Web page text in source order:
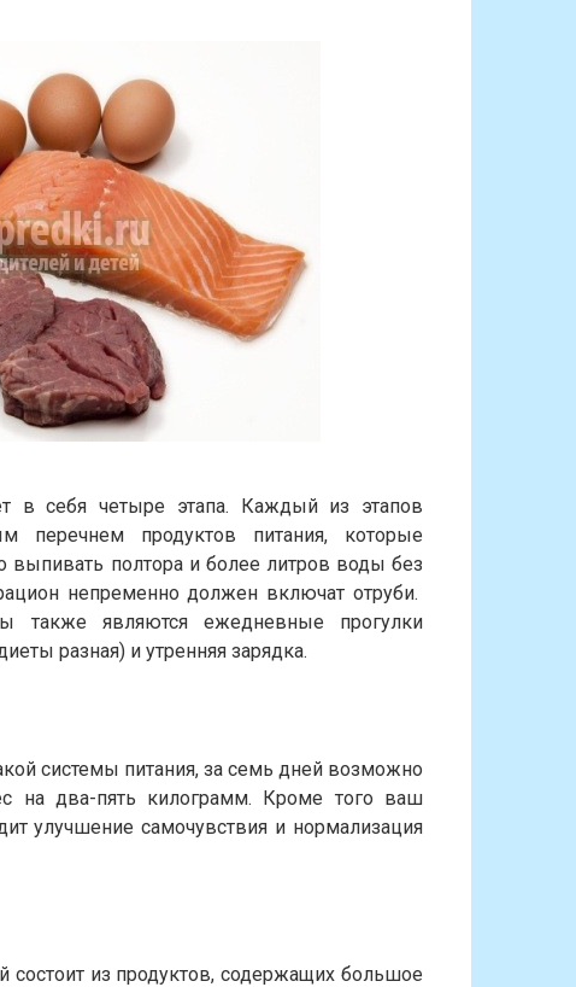
в себя четыре этапа. Каждый из этапов
перечнем продуктов питания, которые
полтора и более литров воды без
непременно должен включат отруби.
также являются ежедневные прогулки
разная) и утренняя зарядка.
системы питания, за семь дней возможно
на два-пять килограмм. Кроме того ваш
улучшение самочувствия и нормализация
состоит из продуктов, содержащих большое